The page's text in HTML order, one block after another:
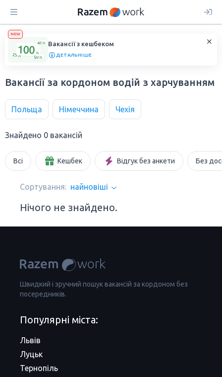
NEW
Вакансії з кешбеком
ДЕТАЛЬНІШЕ
Вакансії за кордоном водій з харчуванням
Польща Німеччина Чехія
Знайдено 0 вакансій
Всі Кешбек Відгук без анкети Без
Сортування: найновіші
Нічого не знайдено.
Швидкий і зручний пошук вакансій за кордоном без
посередників.
Популярні міста:
Львів
Луцьк
Тернопіль